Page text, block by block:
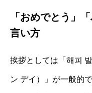
「おめでとう」
言い方
挨拶としては「해피
ン デイ）」が一般的